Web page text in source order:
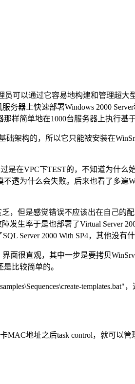
以通过它容易地构建和管理超大
器上快速部署Windows 2000
样简单地在1000台服务器上执行基
架构的，所以它只能被安装在
在VPC下TEST的，不知道为什么
透为什么会失败。后来也看了多遍
但是感觉错误不应该出在自己的
发生率于是也部署了Virtual Server
Server 2000 With SP4，其他没有什
很直观，其中一步是要拷贝
比较简单的。
地址之后task control，就可以管